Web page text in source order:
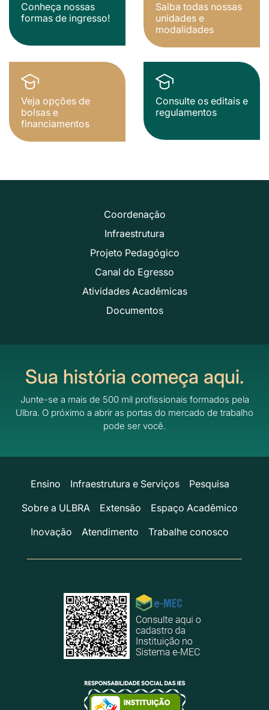
Conheça nossas
formas de ingresso!
Saiba todas nossas
unidades e
modalidades
Veja opções de
bolsas e
financiamentos
Consulte os editais e
regulamentos
Coordenação
Infraestrutura
Projeto Pedagógico
Canal do Egresso
Atividades Acadêmicas
Documentos
Sua história começa aqui.
Junte-se a mais de 500 mil profissionais formados pela
Ulbra. O próximo a abrir as portas do mercado de trabalho
pode ser você.
Ensino Infraestrutura e Serviços
Pesquisa
Sobre a ULBRA
Extensão
Espaço Acadêmico
Inovação
Atendimento Trabalhe conosco